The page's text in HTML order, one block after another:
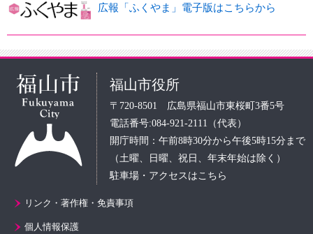
広報「ふくやま」電子版はこちらから
福山市役所
〒720-8501 広島県福山市東桜町3番5号
電話番号:084-921-2111（代表）
開庁時間：午前8時30分から午後5時15分まで
（土曜、日曜、祝日、年末年始は除く）
駐車場・アクセスはこちら
リンク・著作権・免責事項
個人情報保護